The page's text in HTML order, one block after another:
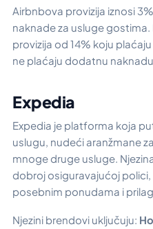
Airbnbova provizija iznosi
naknade za usluge
provizija od 14% koju
ne plaćaju dodatnu
Expedia
Expedia je platforma koja
uslugu, nudeći aranžmane
mnoge druge usluge.
dobroj osiguravajućoj
posebnim ponudama i
Njezini brendovi uključuju: